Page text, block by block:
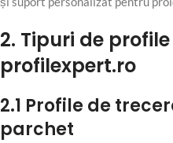
2. Tipuri de
profilexpert.ro
2.1 Profile de
parchet